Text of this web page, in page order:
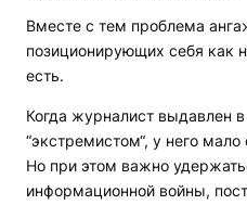
Вместе с тем проблема
позиционирующих себя как
есть.
Когда журналист выдавлен
“экстремистом“, у него
Но при этом важно
информационной войны,